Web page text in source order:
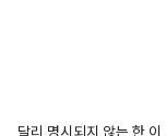
달리 명시되지 않는 한